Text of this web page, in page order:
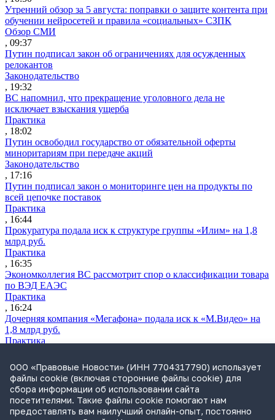
Утренний обзор за 5 августа: поправки о защите контента при
обучении нейросетей и правила «социальных» СЗПК
Обзор СМИ
, 09:37
Путин подписал закон об ограничениях для осужденных
релокантов
Законодательство
, 19:32
ВС напомнил, что прекращение уголовного дела не
исключает взыскания ущерба
Практика
, 18:02
Путин освободил государство от обязательной оферты
миноритариям при передаче акций
Законодательство
, 17:16
Путин подписал закон о мониторинге цен на продукты по
всей цепочке поставок
Практика
, 16:44
Прокуратура подала иск к структуре группы «Илим» на 1,8
млрд руб.
Практика
, 16:35
Экономколлегия ВС рассмотрит спор о классификации товара
по ВЭД ЕАЭС
Практика
, 16:24
Дочерняя компания «Мегафона» подала иск к «М.Видео» на
1,8 млрд руб.
Практика
СИП проверит отмену патента на систему управления
устройствами после возражений «Яндекса»
Практика
, 15:17
Суды 10 стран рассматривают иски российской «дочки»
Google о возврате дивидендов
ООО «Правовые Новости» (ИНН 7704317790) использует
файлы cookie (включая сторонние файлы cookie) для
сбора информации об использовании сайта
посетителями. Такие файлы cookie помогают нам
предоставлять вам наилучший онлайн-опыт, постоянно